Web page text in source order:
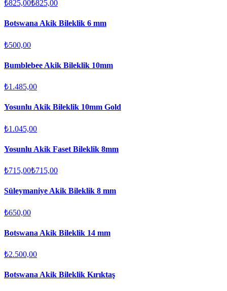
₺825,00₺825,00
Botswana Akik Bileklik 6 mm
₺500,00
Bumblebee Akik Bileklik 10mm
₺1.485,00
Yosunlu Akik Bileklik 10mm Gold
₺1.045,00
Yosunlu Akik Faset Bileklik 8mm
₺715,00₺715,00
Süleymaniye Akik Bileklik 8 mm
₺650,00
Botswana Akik Bileklik 14 mm
₺2.500,00
Botswana Akik Bileklik Kırıktaş